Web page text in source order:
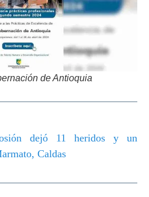
de Antioquia
dejó 11 heridos y un
Caldas